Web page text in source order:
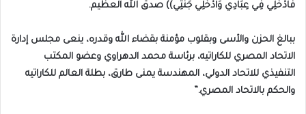
فَادْخُلِي فِي عِبَادِي وَادْخُلِي جَنَّتِي)) صدق الله العظيم.
ببالغ الحزن والأسى وبقلوب مؤمنة بقضاء الله وقدره، ينعى مجلس إدارة
الاتحاد المصري للكاراتيه، برئاسة محمد الدهراوي وعضو المكتب
التنفيذي للاتحاد الدولي، المهندسة يمنى طارق، بطلة العالم للكاراتيه
والحكم بالاتحاد المصري.”